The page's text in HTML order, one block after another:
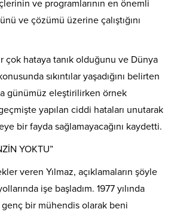
ve programlarının en önemli
ve çözümü üzerine çalıştığını
çok hataya tanık olduğunu ve Dünya
sıkıntılar yaşadığını belirten
günümüz eleştirilirken örnek
yapılan ciddi hataları unutarak
bir fayda sağlamayacağını kaydetti.
YOKTU”
veren Yılmaz, açıklamaların şöyle
işe başladım. 1977 yılında
genç bir mühendis olarak beni